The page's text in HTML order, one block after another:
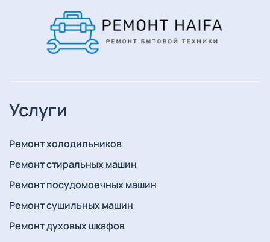
Услуги
Ремонт холодильников
Ремонт стиральных машин
Ремонт посудомоечных машин
Ремонт сушильных машин
Ремонт духовых шкафов